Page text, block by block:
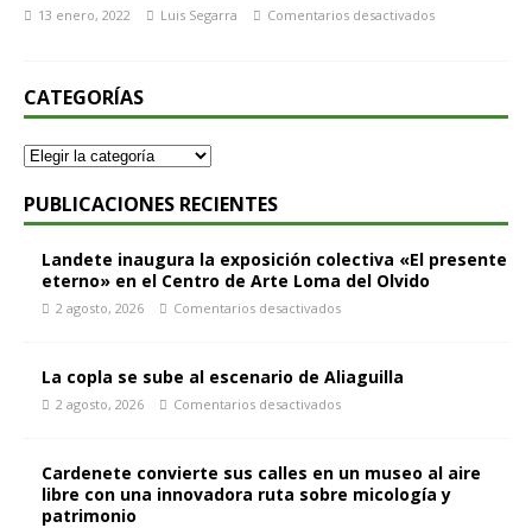
13 enero, 2022 Luis Segarra Comentarios desactivados
CATEGORÍAS
PUBLICACIONES RECIENTES
Landete inaugura la exposición colectiva «El presente
eterno» en el Centro de Arte Loma del Olvido
2 agosto, 2026 Comentarios desactivados
La copla se sube al escenario de Aliaguilla
2 agosto, 2026 Comentarios desactivados
Cardenete convierte sus calles en un museo al aire
libre con una innovadora ruta sobre micología y
patrimonio